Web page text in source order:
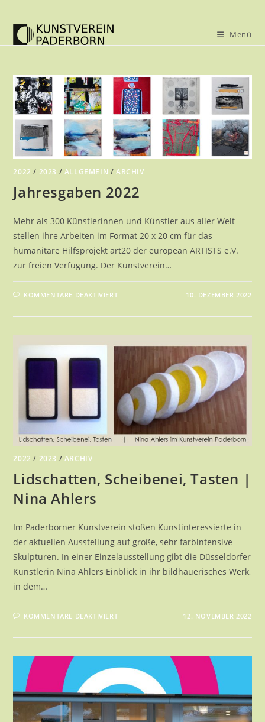
Inhalt
springen
Menü
2022 / 2023 / ALLGEMEIN /ARCHIV
Jahresgaben 2022
Mehr als 300 Künstlerinnen und Künstler aus aller Welt
stellen ihre Arbeiten im Format 20 x 20 cm für das
humanitäre Hilfsprojekt art20 der european ARTISTS e.V.
zur freien Verfügung. Der Kunstverein…
KOMMENTARE DEAKTIVIERTFÜR 10. DEZEMBER 2022
2022 / 2023 / ARCHIV
Lidschatten, Scheibenei, Tasten |
Nina Ahlers
Im Paderborner Kunstverein stoßen Kunstinteressierte in
der aktuellen Ausstellung auf große, sehr farbintensive
Skulpturen. In einer Einzelausstellung gibt die Düsseldorfer
Künstlerin Nina Ahlers Einblick in ihr bildhauerisches Werk,
in dem…
KOMMENTARE DEAKTIVIERTFÜR
TASTEN
NINA
12. NOVEMBER 2022